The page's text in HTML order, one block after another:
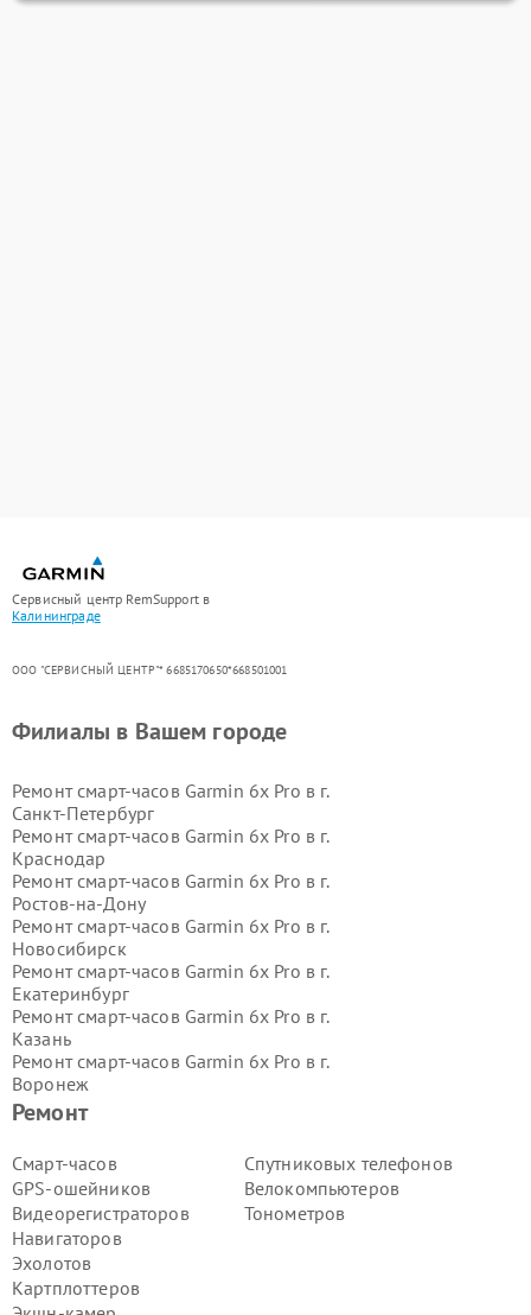
Сервисный центр RemSupport в
Калининграде
ООО "СЕРВИСНЫЙ ЦЕНТР"* 6685170650*668501001
Ремонт
Смарт-часов
GPS-ошейников
Видеорегистраторов
Навигаторов
Эхолотов
Картплоттеров
Спутниковых телефонов
Велокомпьютеров
Тонометров
Филиалы в Вашем городе
Ремонт смарт-часов Garmin 6x Pro в г.
Санкт-Петербург
Ремонт смарт-часов Garmin 6x Pro в г.
Краснодар
Ремонт смарт-часов Garmin 6x Pro в г.
Ростов-на-Дону
Ремонт смарт-часов Garmin 6x Pro в г.
Новосибирск
Ремонт смарт-часов Garmin 6x Pro в г.
Екатеринбург
Ремонт смарт-часов Garmin 6x Pro в г.
Казань
Ремонт смарт-часов Garmin 6x Pro в г.
Воронеж
Ремонт смарт-часов Garmin 6x Pro в г.
Волгоград
Самара
Ремонт смарт-часов Garmin 6x Pro в г.
Пермь
Ремонт смарт-часов Garmin 6x Pro в г.
Красноярск
Ремонт смарт-часов Garmin 6x Pro в г.
Ижевск